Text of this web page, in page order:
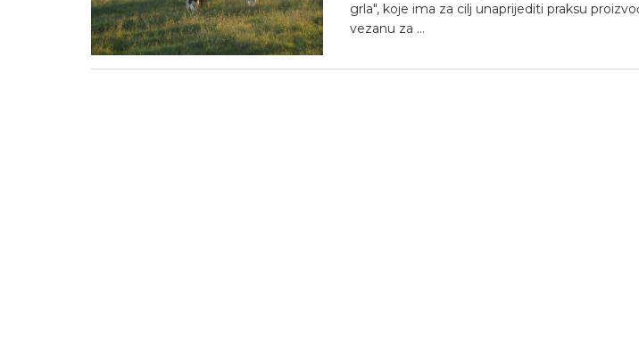
grla", koje ima za cilj unaprijediti praksu
vezanu za ...